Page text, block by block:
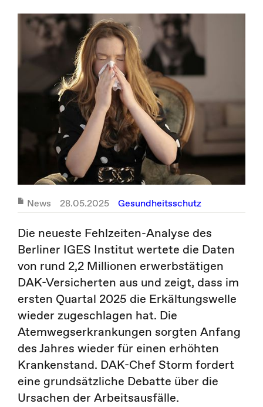
News 28.05.2025 Gesundheitsschutz
Die neueste Fehlzeiten-Analyse des
Berliner IGES Institut wertete die Daten
von rund 2,2 Millionen erwerbstätigen
DAK-Versicherten aus und zeigt, dass im
ersten Quartal 2025 die Erkältungswelle
wieder zugeschlagen hat. Die
Atemwegserkrankungen sorgten Anfang
des Jahres wieder für einen erhöhten
Krankenstand. DAK-Chef Storm fordert
eine grundsätzliche Debatte über die
Ursachen der Arbeitsausfälle.